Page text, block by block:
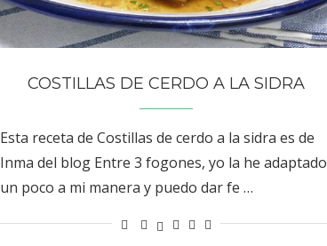
COSTILLAS DE CERDO A LA SIDRA
Esta receta de Costillas de cerdo a la sidra es de
Inma del blog Entre 3 fogones, yo la he adaptado
un poco a mi manera y puedo dar fe …